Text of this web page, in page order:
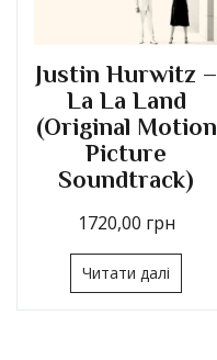
Justin Hurwitz –
La La Land
(Original Motion
Picture
Soundtrack)
1720,00 грн
Читати далі